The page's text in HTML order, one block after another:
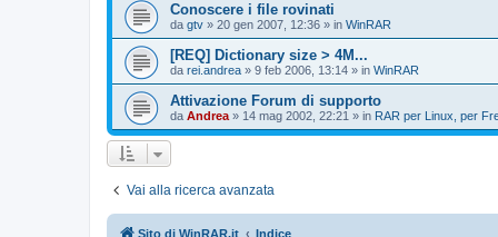
Conoscere i file rovinati
da gtv » 20 gen 2007, 12:36 » in WinRAR
[REQ] Dictionary size > 4M...
da rei.andrea » 9 feb 2006, 13:14 » in WinRAR
Attivazione Forum di supporto
da Andrea » 14 mag 2002, 22:21 » in RAR per Linux, per
Vai alla ricerca avanzata
Sito di WinRAR.it Indice